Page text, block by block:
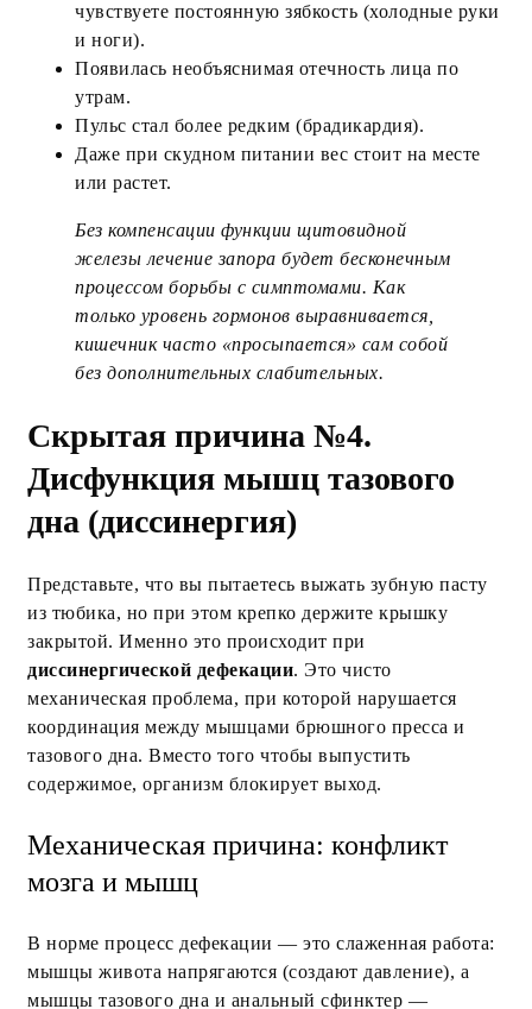
чувствуете постоянную зябкость (холодные руки
и ноги).
Появилась необъяснимая отечность лица по
утрам.
Пульс стал более редким (брадикардия).
Даже при скудном питании вес стоит на месте
или растет.
Без компенсации функции щитовидной
железы лечение запора будет бесконечным
процессом борьбы с симптомами. Как
только уровень гормонов выравнивается,
кишечник часто «просыпается» сам собой
без дополнительных слабительных.
Скрытая причина №4.
Дисфункция мышц тазового
дна (диссинергия)
Представьте, что вы пытаетесь выжать зубную пасту
из тюбика, но при этом крепко держите крышку
закрытой. Именно это происходит при
диссинергической дефекации. Это чисто
механическая проблема, при которой нарушается
координация между мышцами брюшного пресса и
тазового дна. Вместо того чтобы выпустить
содержимое, организм блокирует выход.
Механическая причина: конфликт
мозга и мышц
В норме процесс дефекации — это слаженная работа:
мышцы живота напрягаются (создают давление), а
мышцы тазового дна и анальный сфинктер —